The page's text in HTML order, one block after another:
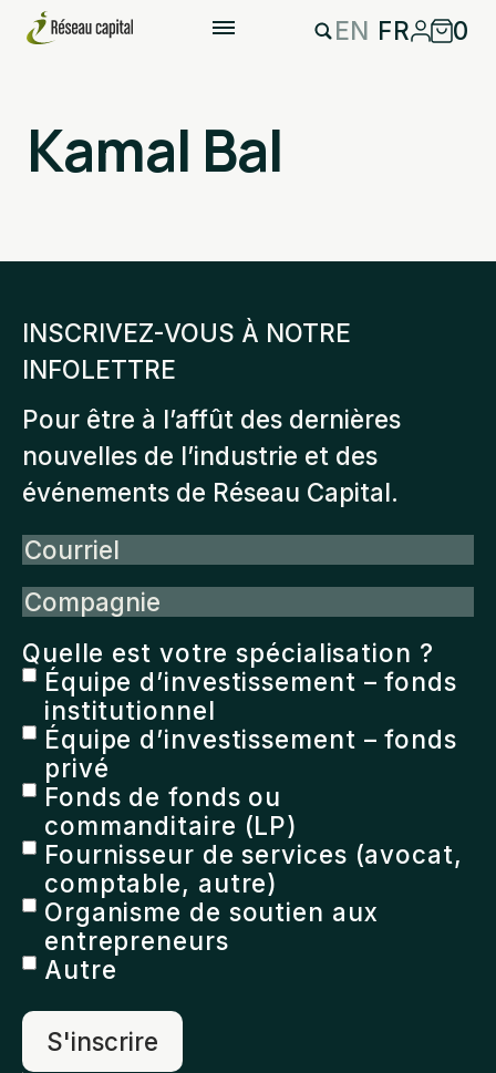
EN FR 0
Kamal Bal
INSCRIVEZ-VOUS À NOTRE
INFOLETTRE
Pour être à l’affût des dernières
nouvelles de l’industrie et des
événements de Réseau Capital.
Courriel
Compagnie
Quelle est votre spécialisation ?
Équipe d’investissement – fonds
institutionnel
Équipe d’investissement – fonds
privé
Fonds de fonds ou
commanditaire (LP)
Fournisseur de services (avocat,
comptable, autre)
Organisme de soutien aux
entrepreneurs
Autre